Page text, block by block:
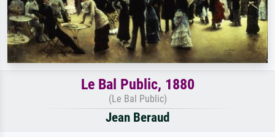
Le Bal Public, 1880
(Le Bal Public)
Jean Beraud